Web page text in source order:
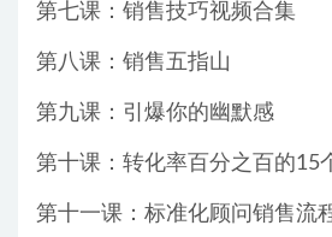
第七课：销售技巧视频合集
第八课：销售五指山
第九课：引爆你的幽默感
第十课：转化率百分之百的15
第十一课：标准化顾问销售流